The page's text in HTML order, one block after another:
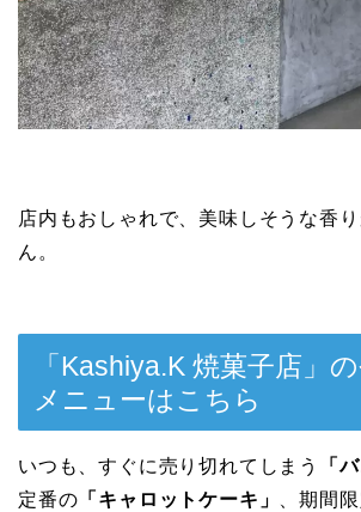
店内もおしゃれで、美味しそうな香
ん。
「Kashiya.K 焼菓子店」
メニューはこちら
いつも、すぐに売り切れてしまう 「
定番の 「キャロットケーキ」
、期間